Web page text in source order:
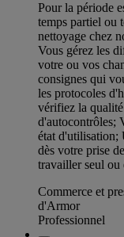
Pour la période
temps partiel ou
nettoyage chez
Vous gérez les
votre ou vos
consignes qui
les protocoles
vérifiez la
d'autocontrôles;
état d'utilisation;
dès votre prise
travailler seul ou
Commerce et
d'Armor
Professionnel